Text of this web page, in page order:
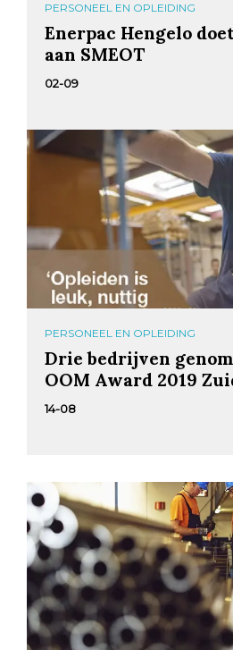
PERSONEEL EN OPLEIDING
Enerpac Hengelo
aan SMEOT
02-09
PERSONEEL EN OPLEIDING
Drie bedrijven
OOM Award 2019
14-08